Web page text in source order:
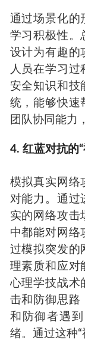
通过场景化的
学习积极性。
设计为有趣的
人员在学习过
安全知识和技
统，能够快速
团队协同能力
4. 红蓝对抗的
模拟真实网络
对能力。通过
实的网络攻击
中都能对网络
过模拟突发的
理素质和应对
心理学技战术
击和防御思路
和防御者遇
绪。通过这种